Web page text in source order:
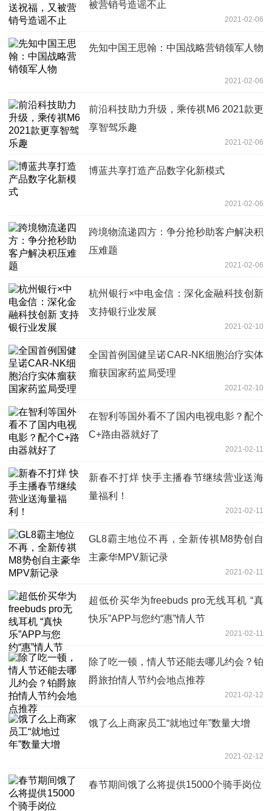
被营销号造谣不止
2021-02-06
先知中国王思翰：中国战略营销领军人物
2021-02-06
前沿科技助力升级，乘传祺M6 2021款更
享智驾乐趣
2021-02-06
博蓝共享打造产品数字化新模式
2021-02-06
跨境物流递四方：争分抢秒助客户解决积
压难题
2021-02-06
杭州银行×中电金信：深化金融科技创新
支持银行业发展
2021-02-10
全国首例国健呈诺CAR-NK细胞治疗实体
瘤获国家药监局受理
2021-02-10
在智利等国外看不了国内电视电影？配个
C+路由器就好了
2021-02-11
新春不打烊 快手主播春节继续营业送海
量福利！
2021-02-11
GL8霸主地位不再，全新传祺M8势创自
主豪华MPV新记录
2021-02-11
超低价买华为freebuds pro无线耳机 “真
快乐”APP与您约“惠”情人节
2021-02-11
除了吃一顿，情人节还能去哪儿约会？铂
爵旅拍情人节约会地点推荐
2021-02-12
饿了么上商家员工“就地过年”数量大增
2021-02-12
春节期间饿了么将提供15000个骑手岗位